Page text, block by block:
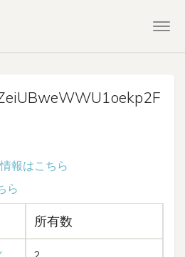
報はこちら
ら
所有数